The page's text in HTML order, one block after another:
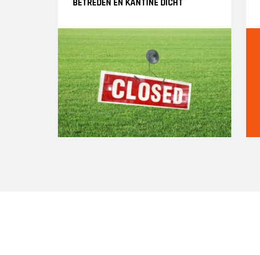
BETREDEN EN KANTINE DICHT